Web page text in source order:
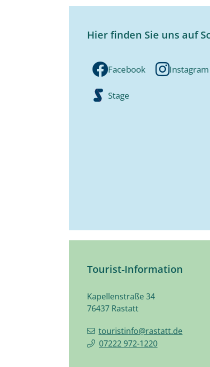
Hier finden Sie uns auf
Facebook Instagram
Stage
Tourist-Information
Kapellenstraße 34
76437 Rastatt
touristinfo@rastatt.de
07222 972-1220